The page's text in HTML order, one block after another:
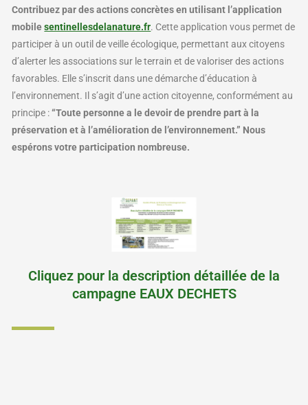
Contribuez par des actions concrètes en utilisant l’application
mobilesentinellesdelanature.fr. Cette application vous permet de
participer à un outil de veille écologique, permettant aux citoyens
d’alerter les associations sur le terrain et de valoriser des actions
favorables. Elle s’inscrit dans une démarche d’éducation à
l’environnement. Il s’agit d’une action citoyenne, conformément au
principe :“Toute personne a le devoir de prendre part à la
préservation et à l’amélioration de l’environnement.” Nous
espérons votre participation nombreuse.
Cliquez pour la description détaillée de la
campagne EAUX DECHETS